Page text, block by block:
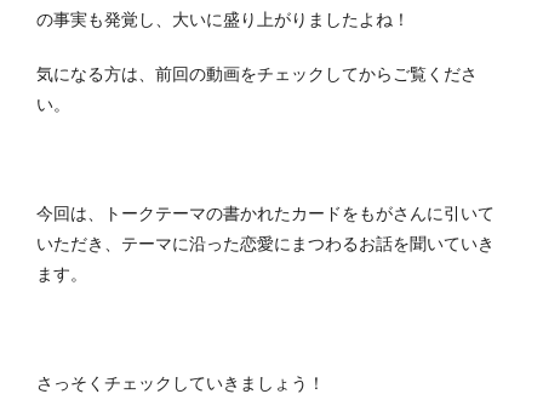
の事実も発覚し、大いに盛り上がりましたよね！
気になる方は、前回の動画をチェックしてからご覧くださ
い。
今回は、トークテーマの書かれたカードをもがさんに引いて
いただき、テーマに沿った恋愛にまつわるお話を聞いていき
ます。
さっそくチェックしていきましょう！